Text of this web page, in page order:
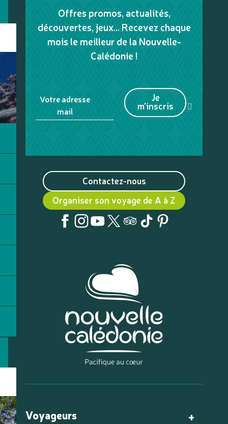
Offres promos, actualités,
découvertes, jeux... Recevez chaque
mois le meilleur de la Nouvelle-
Calédonie !
Votre adresse
mail
Je
m'inscris
Contactez-nous
Organiser son voyage de A à Z
Voyageurs